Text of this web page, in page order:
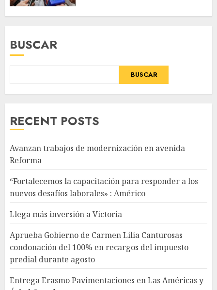
BUSCAR
BUSCAR
RECENT POSTS
Avanzan trabajos de modernización en avenida
Reforma
“Fortalecemos la capacitación para responder a los
nuevos desafíos laborales» : Américo
Llega más inversión a Victoria
Aprueba Gobierno de Carmen Lilia Canturosas
condonación del 100% en recargos del impuesto
predial durante agosto
Entrega Erasmo Pavimentaciones en Las Américas y